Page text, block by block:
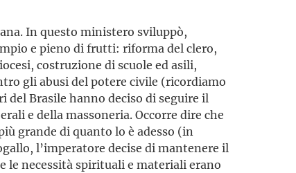
In questo ministero sviluppò,
e pieno di frutti: riforma del clero,
costruzione di scuole ed asili,
gli abusi del potere civile (ricordiamo
del Brasile hanno deciso di seguire il
e della massoneria. Occorre dire che
grande di quanto lo è adesso (in
l’imperatore decise di mantenere il
le necessità spirituali e materiali erano